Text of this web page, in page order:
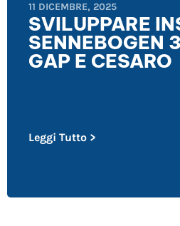
11 DICEMBRE, 2025
SVILUPPARE
SENNEBOGEN
GAP E CESARO
Leggi Tutto >